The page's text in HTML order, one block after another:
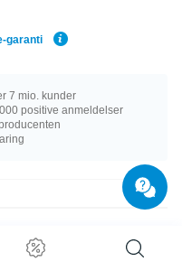
garanti
7 mio. kunder
positive anmeldelser
produkt fås i en længde på 6